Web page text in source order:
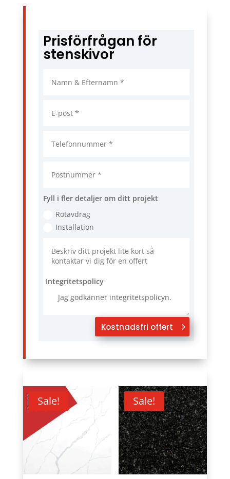
Prisförfrågan för
stenskivor
Fyll i fler detaljer om ditt projekt
Rotavdrag
Installation
Integritetspolicy
Jag godkänner integritetspolicyn.
Kostnadsfri offert
Sale! Sale!